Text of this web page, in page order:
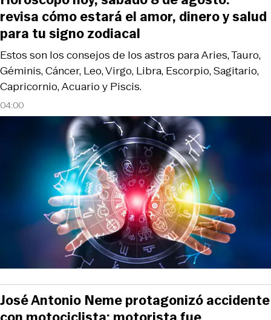
04:00
Estos son los consejos de los astros para Aries, Tauro,
Géminis, Cáncer, Leo, Virgo, Libra, Escorpio, Sagitario,
Capricornio, Acuario y Piscis.
revisa cómo estará el amor, dinero y salud
para tu signo zodiacal
José Antonio Neme protagonizó accidente